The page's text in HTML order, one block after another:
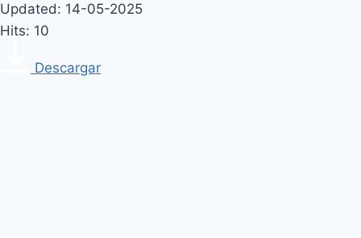
Updated: 14-05-2025
Hits: 10
Descargar